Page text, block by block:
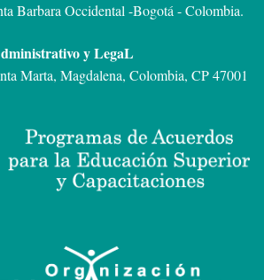
Barbara Occidental -Bogotá - Colombia.
y LegaL
Marta, Magdalena, Colombia, CP 47001